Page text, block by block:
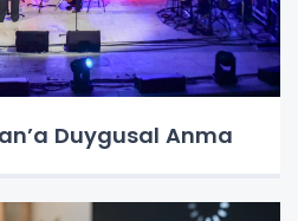
Duygusal Anma